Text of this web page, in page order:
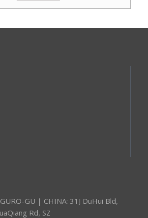
GURO-GU | CHINA: 31J DuHui Bld,
Rd, SZ